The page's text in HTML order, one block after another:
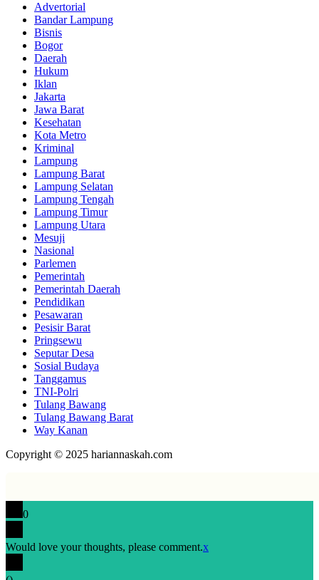
Advertorial
Bandar Lampung
Bisnis
Bogor
Daerah
Hukum
Iklan
Jakarta
Jawa Barat
Kesehatan
Kota Metro
Kriminal
Lampung
Lampung Barat
Lampung Selatan
Lampung Tengah
Lampung Timur
Lampung Utara
Mesuji
Nasional
Parlemen
Pemerintah
Pemerintah Daerah
Pendidikan
Pesawaran
Pesisir Barat
Pringsewu
Seputar Desa
Sosial Budaya
Tanggamus
TNI-Polri
Tulang Bawang
Tulang Bawang Barat
Way Kanan
Copyright © 2025 hariannaskah.com
0
Would love your thoughts, please comment.x